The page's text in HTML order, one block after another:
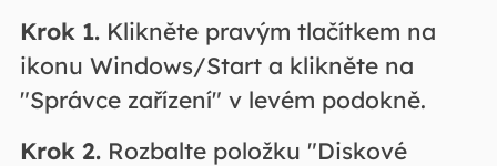
Krok 1.Klikněte pravým tlačítkem na
ikonu Windows/Start a klikněte na
"Správce zařízení" v levém podokně.
Krok 2.Rozbalte položku "Diskové